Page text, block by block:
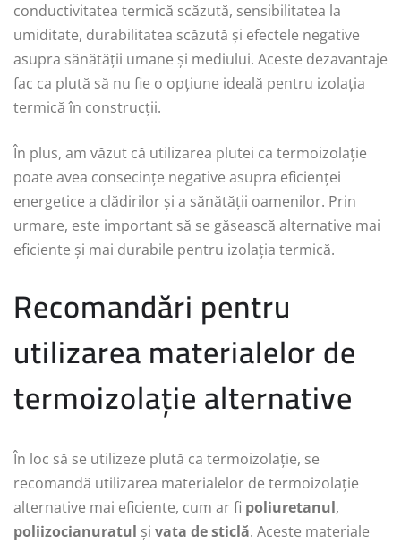
conductivitatea termică scăzută, sensibilitatea la
umiditate, durabilitatea scăzută și efectele negative
asupra sănătății umane și mediului. Aceste dezavantaje
fac ca plută să nu fie o opțiune ideală pentru izolația
termică în construcții.
În plus, am văzut că utilizarea plutei ca termoizolație
poate avea consecințe negative asupra eficienței
energetice a clădirilor și a sănătății oamenilor. Prin
urmare, este important să se găsească alternative mai
eficiente și mai durabile pentru izolația termică.
Recomandări pentru
utilizarea materialelor de
termoizolație alternative
În loc să se utilizeze plută ca termoizolație, se
recomandă utilizarea materialelor de termoizolație
alternative mai eficiente, cum ar fi poliuretanul,
poliizocianuratul și vata de sticlă. Aceste materiale